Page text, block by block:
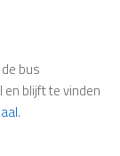
bus
blijft te vinden
l.